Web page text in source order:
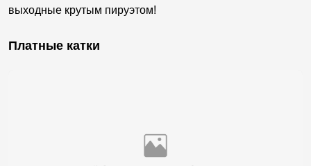
выходные крутым пируэтом!
Платные катки